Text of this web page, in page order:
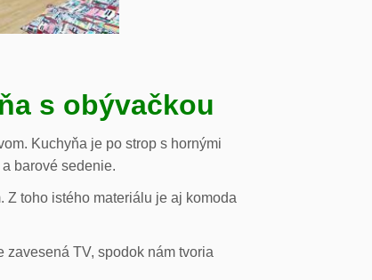
s obývačkou
Kuchyňa je po strop s hornými
barové sedenie.
toho istého materiálu je aj komoda
TV, spodok nám tvoria